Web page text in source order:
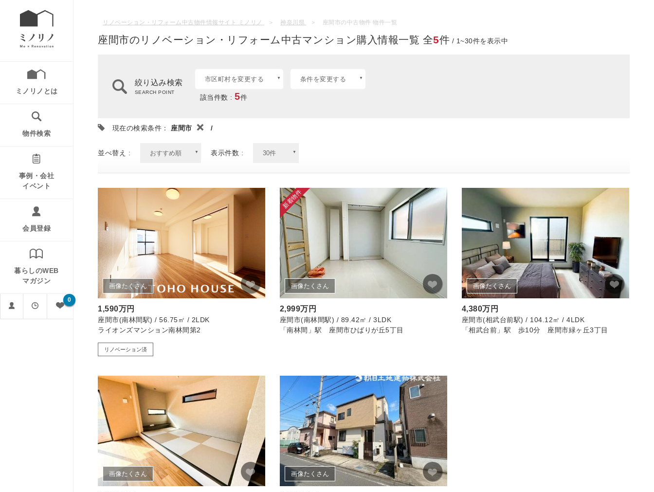
ミノリノとは
物件検索
事例・会社
イベント
会員登録
暮らしのWEB
マガジン
0
リノベーション・リフォーム中古物件情報サイト ミノリノ 神奈川県 座間市の中古物件 物件一覧
座間市のリノベーション・リフォーム中古マンション購入情報一覧 全5件 / 1~30件を表示中
絞り込み検索
SEARCH POINT
市区町村を変更する 条件を変更する
該当件数 : 5件
現在の検索条件： 座間市 /
並べ替え : 表示件数 :
画像たくさん
1,590万円
座間市(南林間駅) / 56.75㎡ / 2LDK
ライオンズマンション南林間第2
リノベーション済
新着物件
画像たくさん
2,999万円
座間市(南林間駅) / 89.42㎡ / 3LDK
「南林間」駅 座間市ひばりが丘5丁目
画像たくさん
4,380万円
座間市(相武台前駅) / 104.12㎡ / 4LDK
「相武台前」駅 歩10分 座間市緑ヶ丘3丁目
画像たくさん 画像たくさん